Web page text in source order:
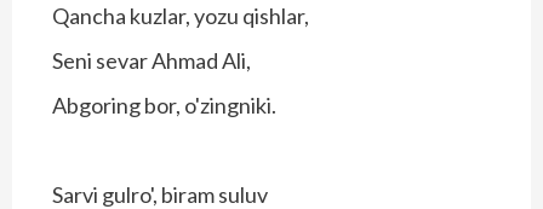
Qancha kuzlar, yozu qishlar,
Seni sevar Ahmad Ali,
Abgoring bor, o'zingniki.
Sarvi gulro', biram suluv